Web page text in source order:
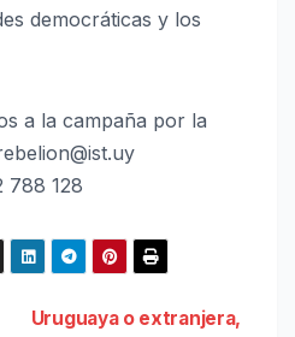
democráticas y los
a la campaña por la
788 128
Uruguaya o extranjera,